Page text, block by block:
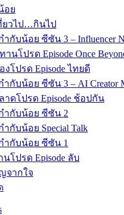
อย
ยวไป…กินไป
ำกับน้อย ซีซัน 3 – Influencer
านโปรด Episode Once
งโปรด Episode ไทยดี
ำกับน้อย ซีซัน 3 – AI Creator
าดโปรด Episode ช้อปกัน
ำกับน้อย ซีซัน 2
ำกับน้อย Special Talk
ำกับน้อย ซีซัน 1
นโปรด Episode ลับ
จากใจ